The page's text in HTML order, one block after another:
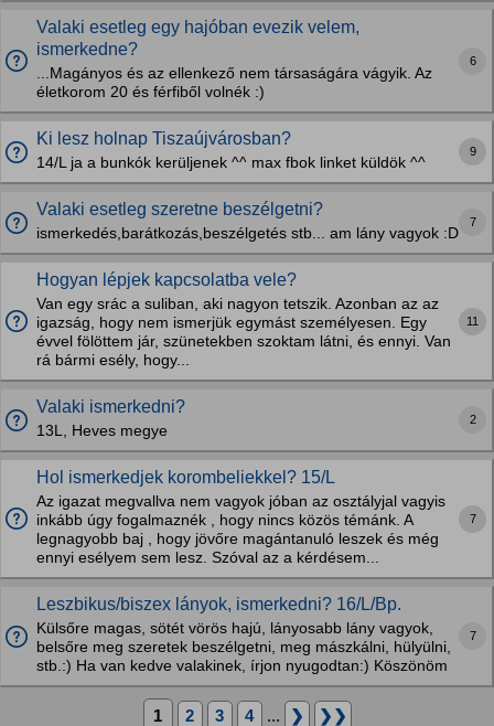
Valaki esetleg egy hajóban evezik velem,
ismerkedne?
...Magányos és az ellenkező nem társaságára vágyik. Az
életkorom 20 és férfiből volnék :)
6
Ki lesz holnap Tiszaújvárosban?
14/L ja a bunkók kerüljenek ^^ max fbok linket küldök ^^
9
Valaki esetleg szeretne beszélgetni?
ismerkedés,barátkozás,beszélgetés stb... am lány vagyok :D
7
Hogyan lépjek kapcsolatba vele?
Van egy srác a suliban, aki nagyon tetszik. Azonban az az
igazság, hogy nem ismerjük egymást személyesen. Egy
évvel fölöttem jár, szünetekben szoktam látni, és ennyi. Van
rá bármi esély, hogy...
11
Valaki ismerkedni?
13L, Heves megye
2
Hol ismerkedjek korombeliekkel? 15/L
Az igazat megvallva nem vagyok jóban az osztályjal vagyis
inkább úgy fogalmaznék , hogy nincs közös témánk. A
legnagyobb baj , hogy jövőre magántanuló leszek és még
ennyi esélyem sem lesz. Szóval az a kérdésem...
7
Leszbikus/biszex lányok, ismerkedni? 16/L/Bp.
Külsőre magas, sötét vörös hajú, lányosabb lány vagyok,
belsőre meg szeretek beszélgetni, meg mászkálni, hülyülni,
stb.:) Ha van kedve valakinek, írjon nyugodtan:) Köszönöm
7
1 2 3 4 ... ❯ ❯❯